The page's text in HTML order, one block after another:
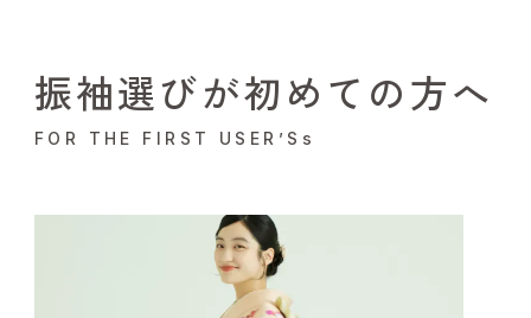
振袖選びが初めての方へ
FOR THE FIRST USER’Ss